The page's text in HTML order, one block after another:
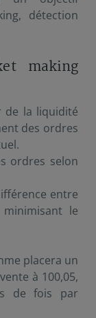
détection
making
de la liquidité
des ordres
ordres selon
entre
le
placera un
à 100,05,
de fois par